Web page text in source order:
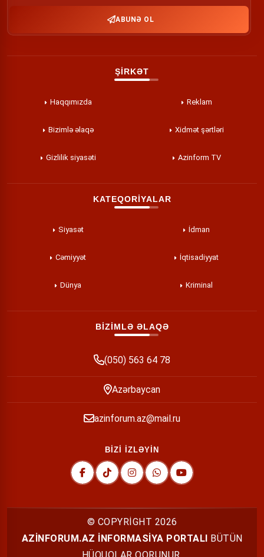
ABUNƏ OL
ŞİRKƏT
Haqqımızda Reklam
Bizimlə əlaqə Xidmət şərtləri
Gizlilik siyasəti Azinform TV
KATEQORİYALAR
Siyasət İdman
Cəmiyyət İqtisadiyyat
Dünya Kriminal
BİZİMLƏ ƏLAQƏ
(050) 563 64 78
Azərbaycan
azinforum.az@mail.ru
BİZİ İZLƏYİN
© COPYRİGHT 2026
AZİNFORUM.AZ İNFORMASİYA PORTALI BÜTÜN